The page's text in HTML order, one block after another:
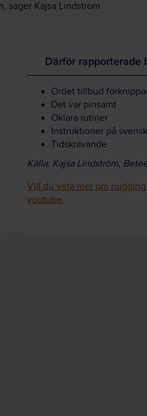
säger Kajsa Lindström.
Därför rapporterade
Ordet tillbud
Det var pinsamt
Oklara rutiner
Instruktioner på
Tidskrävande
Källa: Kajsa Lindström,
Vill du veta mer om
youtube.